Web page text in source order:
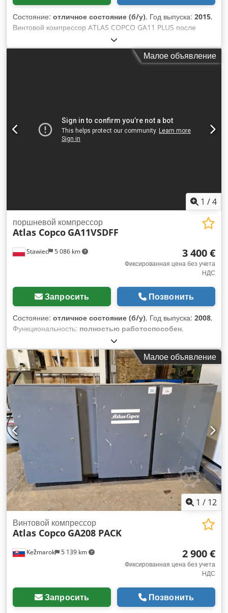
Состояние: отличное состояние (б/у), Год выпуска: 2015,
Винтовой компрессор ATLAS COPCO GA11 PLUS после
сервисного обслуживания Технические данные:
производительность: 2,03 м3/мин; мощность двигателя;11
кВт,; макс. давление;8,5 бар; пробег;7824 ч год 2015 15200
Малое объявление
1 /4
Stawiec 5 086 km
поршневой компрессор
Atlas Copco GA11VSDFF
3 400 €
Фиксированная цена без учета
НДС
Запросить Позвонить
Состояние: отличное состояние (б/у), Год выпуска: 2008,
Функциональность: полностью работоспособен,
Винтовой компрессор ATLAS COPCO GA11VSDFF – машина
с частотным преобразователем, осушителем на ресивере,
после сервисного обслуживания Технические
характеристики: Dkedpfx Asyt Hvqjfzsr
Производительность: 1,70 м³/мин; Двигатель: 11 кВт;
Максимальное давление: 9,8 бар; Год выпуска: 2008;
Наработка: 8161 ч!!! Цена: 14 500 PLN нетто 17 835 PLN
брутто Компрессор полностью исправен, готов к работе,
гарантия. Обеспечиваем сервисное обслуживание. Ссылка
на видео ниже.
Малое объявление
1 / 12
Kežmarok 5 139 km
Винтовой компрессор
Atlas Copco GA208 PACK
2 900 €
Фиксированная цена без учета
НДС
Запросить Позвонить